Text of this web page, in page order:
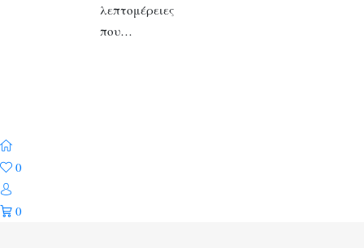
λεπτομέρειες
που…
0
0